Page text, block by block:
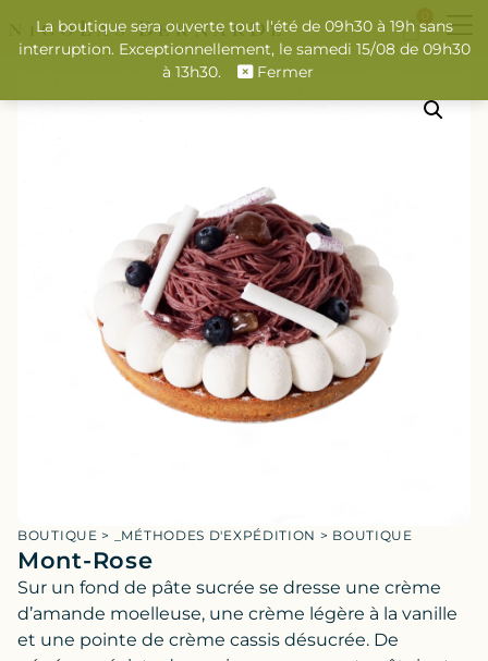
BOUTIQUE > _MÉTHODES D'EXPÉDITION > BOUTIQUE
Mont-Rose
Sur un fond de pâte sucrée se dresse une crème
d’amande moelleuse, une crème légère à la vanille
et une pointe de crème cassis désucrée. De
La boutique sera ouverte tout l'été de 09h30 à 19h sans
interruption. Exceptionnellement, le samedi 15/08 de 09h30
à 13h30.
Fermer